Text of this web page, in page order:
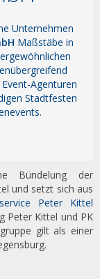
Unternehmen
Maßstäbe in
Agenturen
Stadtfesten
Bündelung der
und setzt sich aus
Peter Kittel
Peter Kittel und PK
gilt als einer